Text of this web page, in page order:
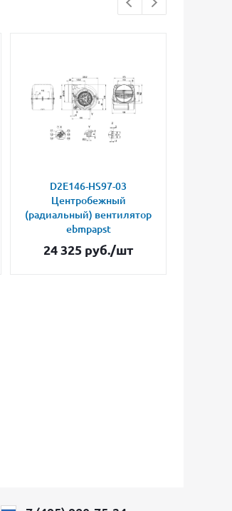
D2E146-HS97-03
Центробежный
(радиальный) вентилятор
ebmpapst
24 325 руб./шт